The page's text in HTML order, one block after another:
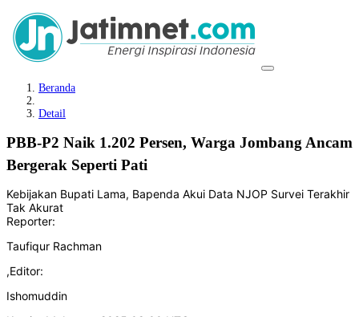
Beranda
Detail
PBB-P2 Naik 1.202 Persen, Warga Jombang Ancam
Bergerak Seperti Pati
Kebijakan Bupati Lama, Bapenda Akui Data NJOP Survei Terakhir
Tak Akurat
Reporter:
Taufiqur Rachman
,Editor:
Ishomuddin